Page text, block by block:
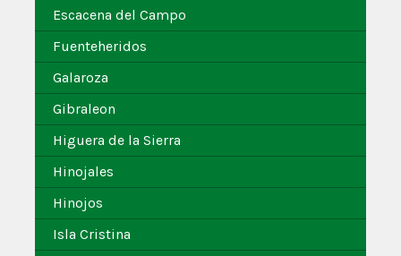
Escacena del Campo
Fuenteheridos
Galaroza
Gibraleon
Higuera de la Sierra
Hinojales
Hinojos
Isla Cristina